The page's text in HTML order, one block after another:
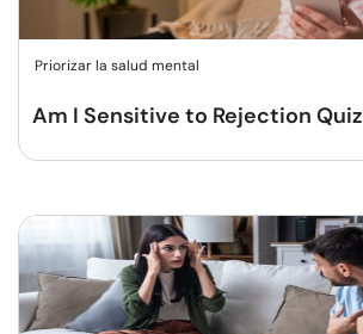
Priorizar la salud mental
Am I Sensitive to Rejection Quiz